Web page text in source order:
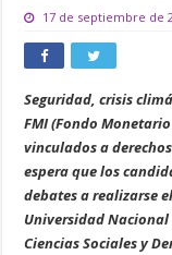
17 de septiembre de
Seguridad, crisis
FMI (Fondo
vinculados a
espera que los
debates a realizarse
Universidad Nacional
Ciencias Sociales y